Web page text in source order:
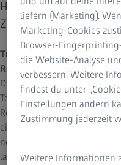
Hochmoderne
ZEISS
Treiben Sie Ihre Forschung
Rentabilität Ihrer ZEISS
Die einzigartigen
Toolbox (ART) basieren auf
Röntgenphysik sowie
einige der größten
neue und innovative Weise.
laufen für einfaches,
liefern (Marketing).
Marketing-Cookies
Browser-
die Website-Analyse
verbessern. Weitere
findest du unter
Einstellungen ändern
Zustimmung jederzeit
Weitere Informationen